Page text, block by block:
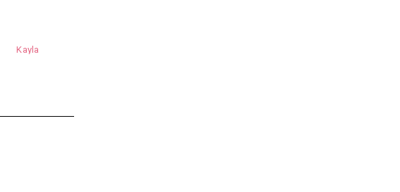
Kayla